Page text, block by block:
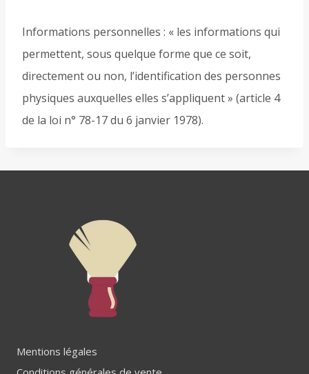
Informations personnelles : « les informations qui
permettent, sous quelque forme que ce soit,
directement ou non, l’identification des personnes
physiques auxquelles elles s’appliquent » (article 4
de la loi n° 78-17 du 6 janvier 1978).
Mentions légales